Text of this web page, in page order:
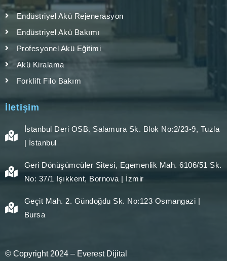
Endüstriyel Akü Rejenerasyon
Endüstriyel Akü Bakımı
Profesyonel Akü Eğitimi
Akü Kiralama
Forklift Filo Bakım
İletişim
İstanbul Deri OSB. Salamura Sk. Blok No:2/23-9, Tuzla
| İstanbul
Geri Dönüşümcüler Sitesi, Egemenlik Mah. 6106/51 Sk.
No: 37/1 Işıkkent, Bornova | İzmir
Geçit Mah. 2. Gündoğdu Sk. No:123 Osmangazi |
Bursa
© Copyright 2024 – Everest Dijital